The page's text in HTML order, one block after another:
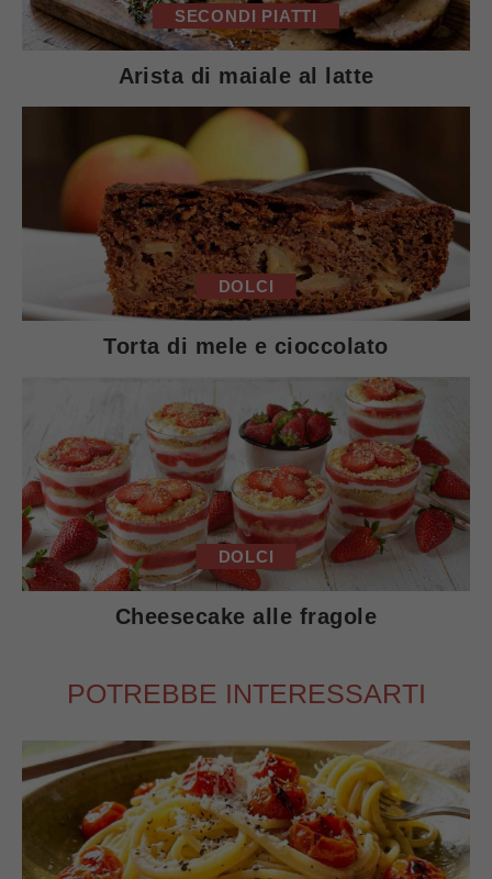
SECONDI PIATTI
Arista di maiale al latte
DOLCI
Torta di mele e cioccolato
DOLCI
Cheesecake alle fragole
POTREBBE INTERESSARTI